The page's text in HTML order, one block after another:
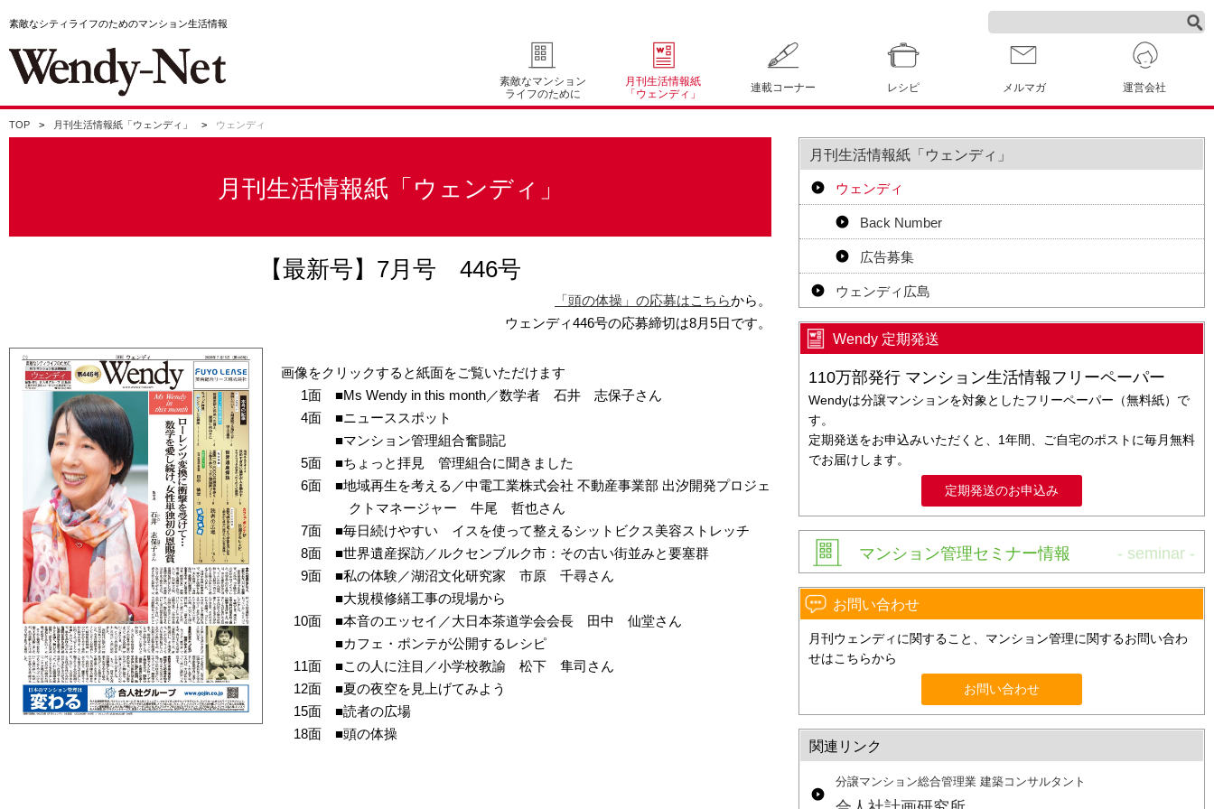
素敵なシティライフのためのマンション生活情報
素敵なマンション
ライフのために
月刊生活情報紙
「ウェンディ」
連載コーナー レシピ メルマガ 運営会社
TOP 月刊生活情報紙「ウェンディ」 ウェンディ
月刊生活情報紙「ウェンディ」
【最新号】7月号 446号
「頭の体操」の応募はこちらから。
ウェンディ446号の応募締切は8月5日です。
画像をクリックすると紙面をご覧いただけます
1面
Ms Wendy in this month／数学者 石井 志保子さん
4面
ニューススポット
マンション管理組合奮闘記
5面
ちょっと拝見 管理組合に聞きました
6面
地域再生を考える／中電工業株式会社 不動産事業部 出汐開発プロジェ
クトマネージャー 牛尾 哲也さん
7面
毎日続けやすい イスを使って整えるシットビクス美容ストレッチ
8面
世界遺産探訪／ルクセンブルク市：その古い街並みと要塞群
9面
私の体験／湖沼文化研究家 市原 千尋さん
大規模修繕工事の現場から
10面
本音のエッセイ／大日本茶道学会会長 田中 仙堂さん
カフェ・ポンテが公開するレシピ
11面
この人に注目／小学校教諭 松下 隼司さん
12面
夏の夜空を見上げてみよう
15面
読者の広場
18面
頭の体操
月刊生活情報紙「ウェンディ」
ウェンディ
Back Number
広告募集
ウェンディ広島
Wendy 定期発送
110万部発行 マンション生活情報フリーペーパー
Wendyは分譲マンションを対象としたフリーペーパー（無料紙）で
す。
定期発送をお申込みいただくと、1年間、ご自宅のポストに毎月無料
でお届けします。
定期発送のお申込み
マンション管理セミナー情報
お問い合わせ
月刊ウェンディに関すること、マンション管理に関するお問い合わ
せはこちらから
お問い合わせ
関連リンク
分譲マンション総合管理業 建築コンサルタント